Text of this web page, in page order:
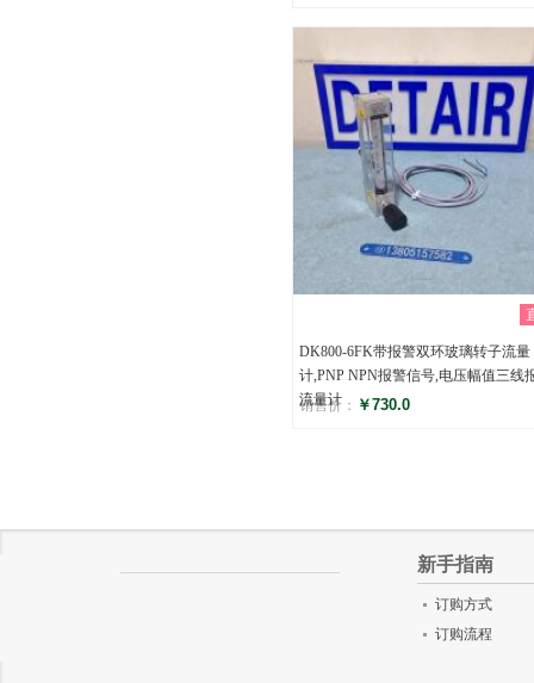
评分
DK800-6FK带报警双环玻璃转子流量
计,PNP NPN报警信号,电压幅值三线
流量计
销售价： ￥730.0
新手指南
订购方式
订购流程